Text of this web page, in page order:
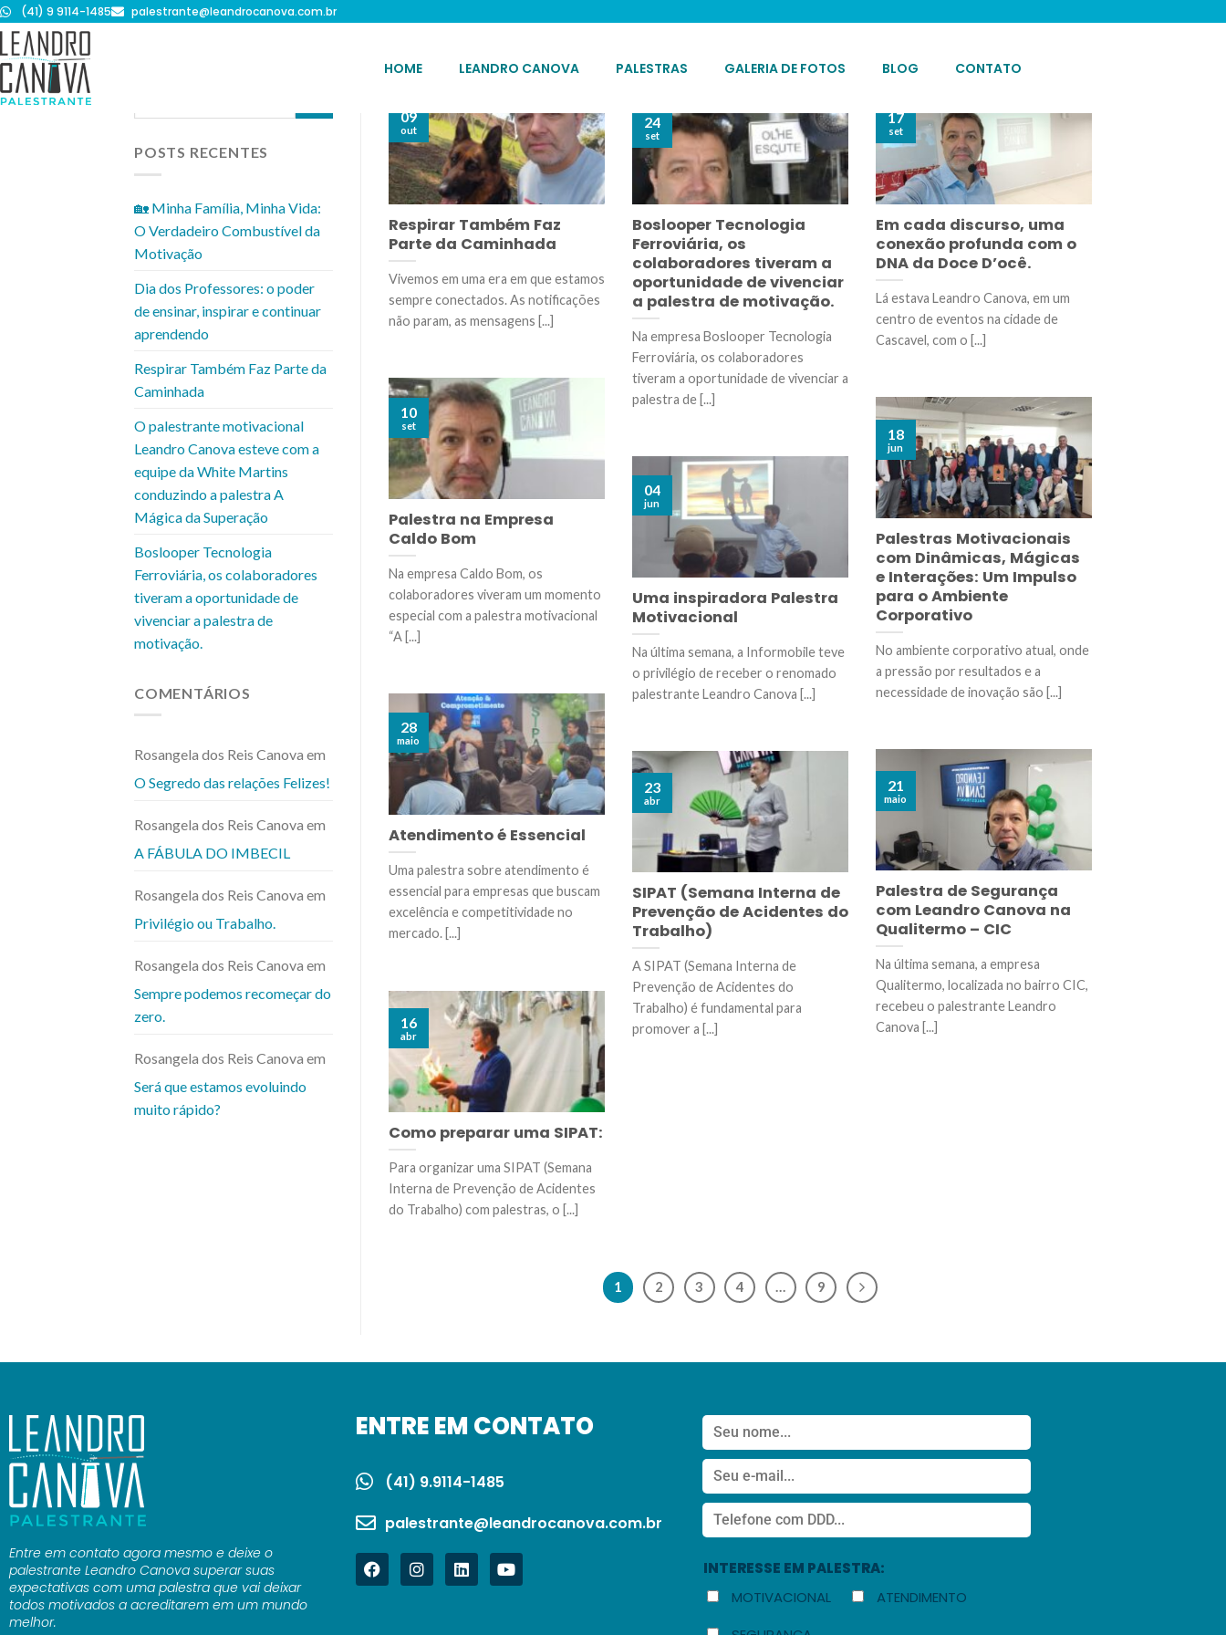
(41) 9 9114-1485 palestrante@leandrocanova.com.br
HOME LEANDRO CANOVA PALESTRAS GALERIA DE FOTOS BLOG CONTATO
POSTS RECENTES
🏡 Minha Família, Minha Vida:
O Verdadeiro Combustível da
Motivação
Dia dos Professores: o poder
de ensinar, inspirar e continuar
aprendendo
Respirar Também Faz Parte da
Caminhada
O palestrante motivacional
Leandro Canova esteve com a
equipe da White Martins
conduzindo a palestra A
Mágica da Superação
Boslooper Tecnologia
Ferroviária, os colaboradores
tiveram a oportunidade de
vivenciar a palestra de
motivação.
COMENTÁRIOS
Rosangela dos Reis Canova em
O Segredo das relações Felizes!
Rosangela dos Reis Canova em
A FÁBULA DO IMBECIL
Rosangela dos Reis Canova em
Privilégio ou Trabalho.
Rosangela dos Reis Canova em
Sempre podemos recomeçar do
zero.
Rosangela dos Reis Canova em
Será que estamos evoluindo
muito rápido?
Respirar Também Faz
Parte da Caminhada
Vivemos em uma era em que estamos
sempre conectados. As notificações
não param, as mensagens [...]
09
out
Boslooper Tecnologia
Ferroviária, os
colaboradores tiveram a
oportunidade de vivenciar
a palestra de motivação.
Na empresa Boslooper Tecnologia
Ferroviária, os colaboradores
tiveram a oportunidade de vivenciar a
palestra de [...]
24
set
Em cada discurso, uma
conexão profunda com o
DNA da Doce D’ocê.
Lá estava Leandro Canova, em um
centro de eventos na cidade de
Cascavel, com o [...]
17
set
Palestra na Empresa
Caldo Bom
Na empresa Caldo Bom, os
colaboradores viveram um momento
especial com a palestra motivacional
“A [...]
10
set
Palestras Motivacionais
com Dinâmicas, Mágicas
e Interações: Um Impulso
para o Ambiente
Corporativo
No ambiente corporativo atual, onde
a pressão por resultados e a
necessidade de inovação são [...]
18
jun
Uma inspiradora Palestra
Motivacional
Na última semana, a Informobile teve
o privilégio de receber o renomado
palestrante Leandro Canova [...]
04
jun
Atendimento é Essencial
Uma palestra sobre atendimento é
essencial para empresas que buscam
excelência e competitividade no
mercado. [...]
28
maio
Palestra de Segurança
com Leandro Canova na
Qualitermo – CIC
Na última semana, a empresa
Qualitermo, localizada no bairro CIC,
recebeu o palestrante Leandro
Canova [...]
21
maio
SIPAT (Semana Interna de
Prevenção de Acidentes do
Trabalho)
A SIPAT (Semana Interna de
Prevenção de Acidentes do
Trabalho) é fundamental para
promover a [...]
23
abr
Como preparar uma SIPAT:
Para organizar uma SIPAT (Semana
Interna de Prevenção de Acidentes
do Trabalho) com palestras, o [...]
16
abr
1 2 3 4 … 9
Entre em contato agora mesmo e deixe o
palestrante Leandro Canova superar suas
expectativas com uma palestra que vai deixar
todos motivados a acreditarem em um mundo
melhor.
ENTRE EM CONTATO
(41) 9.9114-1485
palestrante@leandrocanova.com.br
INTERESSE EM PALESTRA:
MOTIVACIONAL
ATENDIMENTO